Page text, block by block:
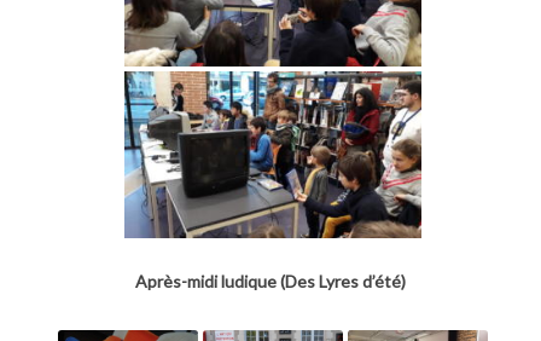
Après-midi ludique (Des Lyres d’été)